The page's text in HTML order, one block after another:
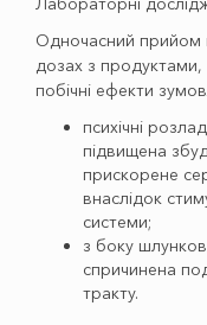
Одночасний прийом
дозах з
побічні ефекти
психічні
підвищена
прискорене
внаслідок
системи;
з боку
спричинена
тракту.